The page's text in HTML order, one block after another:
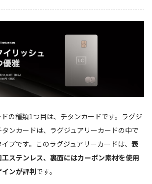
の種類1つ目は、チタンカードです。ラグジ
ンカードは、ラグジュアリーカードの中で
プです。このラグジュアリーカードは、 表
ステンレス、裏面にはカーボン素材を使用
ンが評判です。